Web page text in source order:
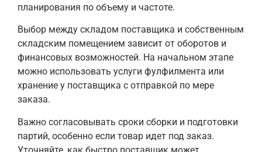
планирования по объему и частоте.
Выбор между складом поставщика и собственным
складским помещением зависит от оборотов и
финансовых возможностей. На начальном этапе
можно использовать услуги фулфилмента или
хранение у поставщика с отправкой по мере
заказа.
Важно согласовывать сроки сборки и подготовки
партий, особенно если товар идет под заказ.